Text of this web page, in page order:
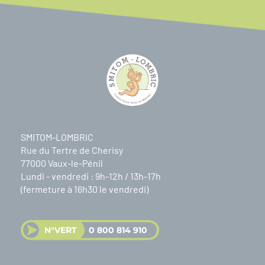
SMITOM-LOMBRIC
Rue du Tertre de Cherisy
77000 Vaux-le-Pénil
Lundi - vendredi : 9h-12h / 13h-17h
(fermeture à 16h30 le vendredi)
N°VERT 0 800 814 910